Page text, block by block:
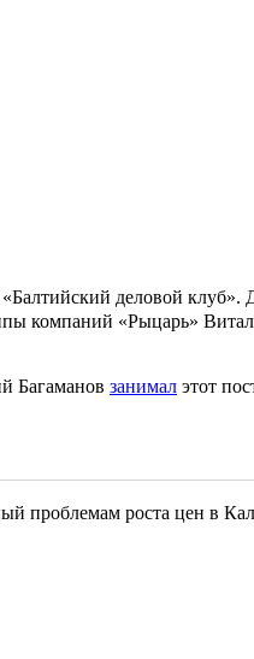
«Балтийский деловой
компаний «Рыцарь»
Багаманов занимал этот
проблемам роста цен в